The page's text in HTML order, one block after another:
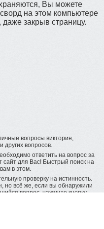
Вы можете
на этом компьютере
закрыв страницу.
вопросы викторин,
других вопросов.
ответить на вопрос за
сайт для Вас! Быстрый поиск на
в этом.
проверку на истинность.
но всё же, если вы обнаружили
вопрос, нажмите кнопку